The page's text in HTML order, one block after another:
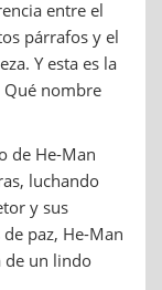
entre el
párrafos y el
Y esta es la
Qué nombre
de He-Man
luchando
y sus
paz, He-Man
de un lindo